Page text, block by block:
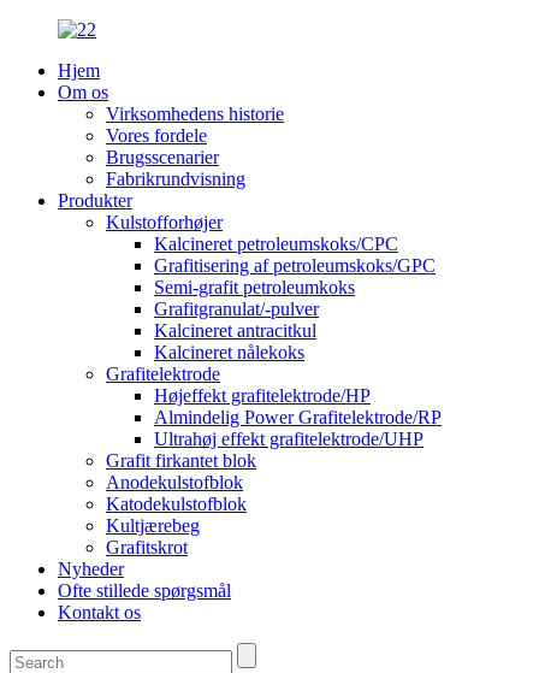
Hjem
Om os
Virksomhedens historie
Vores fordele
Brugsscenarier
Fabrikrundvisning
Produkter
Kulstofforhøjer
Kalcineret petroleumskoks/CPC
Grafitisering af petroleumskoks/GPC
Semi-grafit petroleumkoks
Grafitgranulat/-pulver
Kalcineret antracitkul
Kalcineret nålekoks
Grafitelektrode
Højeffekt grafitelektrode/HP
Almindelig Power Grafitelektrode/RP
Ultrahøj effekt grafitelektrode/UHP
Grafit firkantet blok
Anodekulstofblok
Katodekulstofblok
Kultjærebeg
Grafitskrot
Nyheder
Ofte stillede spørgsmål
Kontakt os